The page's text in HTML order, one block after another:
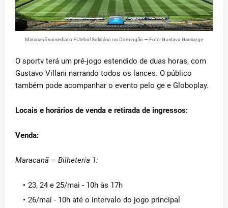
Maracanã vai sediar o FUtebol Solidário no Domingão — Foto: Gustavo Garcia/ge
O sportv terá um pré-jogo estendido de duas horas, com
Gustavo Villani narrando todos os lances. O público
também pode acompanhar o evento pelo ge e Globoplay.
Locais e horários de venda e retirada de ingressos:
Venda:
Maracanã – Bilheteria 1:
23, 24 e 25/mai - 10h às 17h
26/mai - 10h até o intervalo do jogo principal